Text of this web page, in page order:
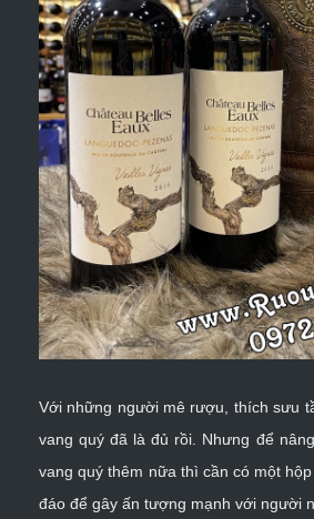
Với những người mê rượu, thích sưu
vang quý đã là đủ rồi. Nhưng để
vang quý thêm nữa thì cần có một
đáo để gây ấn tượng mạnh với người